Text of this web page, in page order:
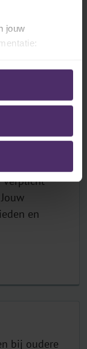
jouw
en
verplicht
en
bij oudere